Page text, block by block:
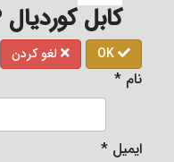
کابل کوردیال Cordial CFY 3 VPP
OK لغو کردن
نام *
ایمیل *